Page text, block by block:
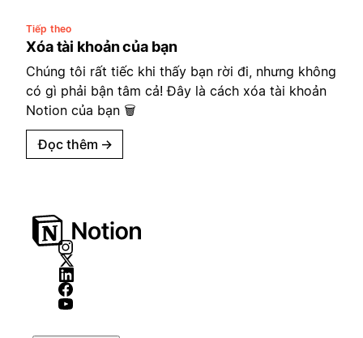
Tiếp theo
Xóa tài khoản của bạn
Chúng tôi rất tiếc khi thấy bạn rời đi, nhưng không
có gì phải bận tâm cả! Đây là cách xóa tài khoản
Notion của bạn 🗑
Đọc thêm →